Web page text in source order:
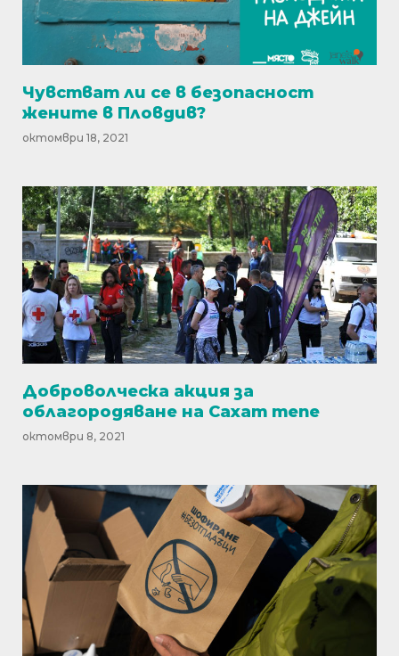
Чувстват ли се в безопасност
жените в Пловдив?
октомври 18, 2021
Доброволческа акция за
облагородяване на Сахат тепе
октомври 8, 2021